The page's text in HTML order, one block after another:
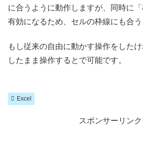
に合うように動作しますが、同時に
有効になるため、セルの枠線にも合う
もし従来の自由に動かす操作をした
したまま操作するとで可能です。
Excel
スポンサーリンク